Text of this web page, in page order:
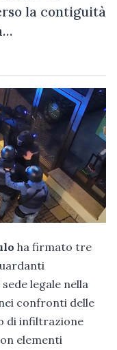
la contiguità
ha firmato tre
legale nella
confronti delle
di infiltrazione
elementi